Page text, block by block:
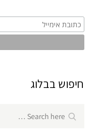
חיפוש בבלוג
for:
Search